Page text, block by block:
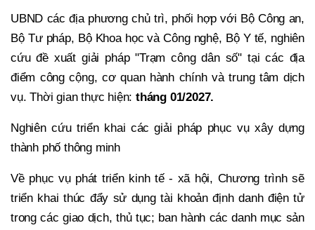
UBND các địa phương chủ trì, phối hợp với Bộ Công an,
Bộ Tư pháp, Bộ Khoa học và Công nghệ, Bộ Y tế, nghiên
cứu đề xuất giải pháp "Trạm công dân số" tại các địa
điểm công cộng, cơ quan hành chính và trung tâm dịch
vụ. Thời gian thực hiện:tháng 01/2027.
Nghiên cứu triển khai các giải pháp phục vụ xây dựng
thành phố thông minh
Về phục vụ phát triển kinh tế - xã hội, Chương trình sẽ
triển khai thúc đẩy sử dụng tài khoản định danh điện tử
trong các giao dịch, thủ tục; ban hành các danh mục sản